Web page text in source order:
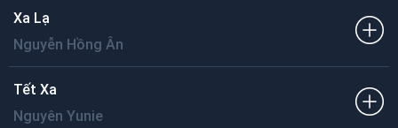
Xa Lạ
Nguyễn Hồng Ân
Tết Xa
Nguyên Yunie